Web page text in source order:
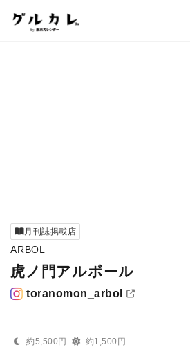
月刊誌掲載店
ARBOL
虎ノ門アルボール
toranomon_arbol
約5,500円
約1,500円